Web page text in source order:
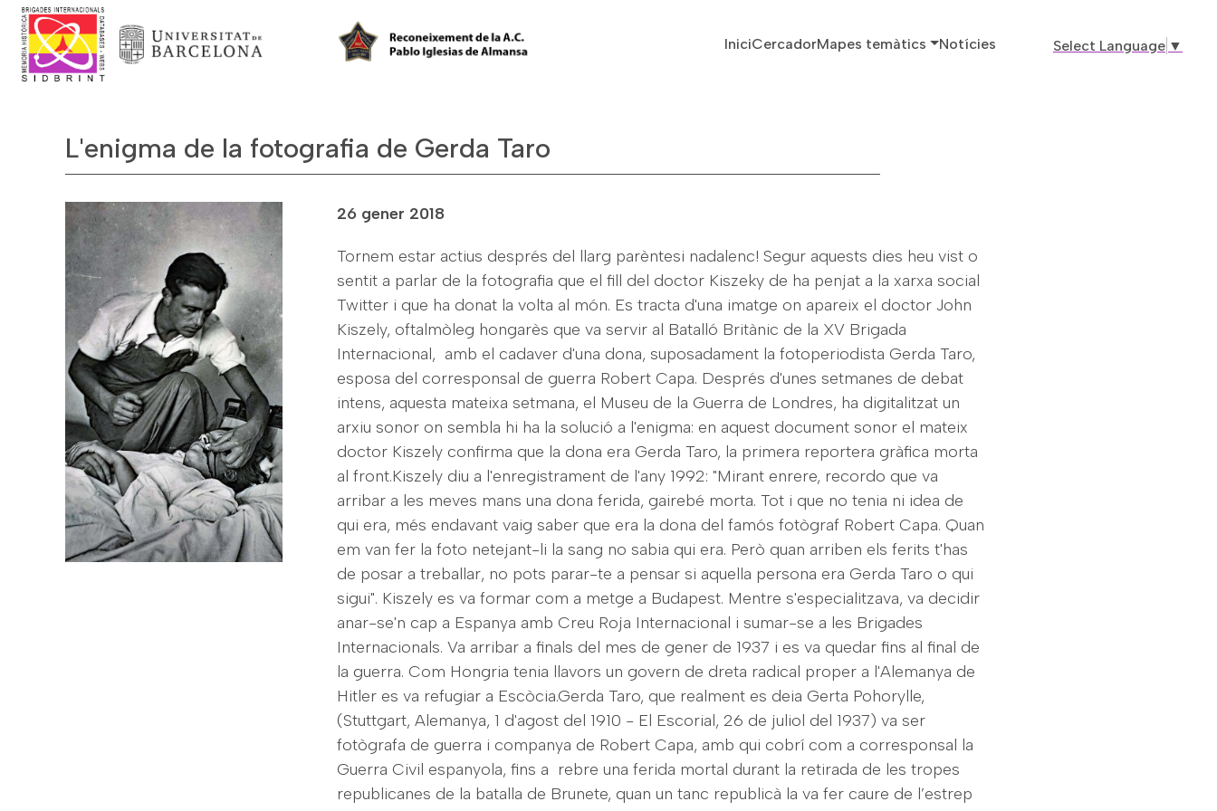
Navegació principal
IniciCercadorMapes temàtics Notícies Select Language ▼
L'enigma de la fotografia de Gerda Taro
26 gener 2018
Tornem estar actius després del llarg parèntesi nadalenc! Segur aquests dies heu vist o
sentit a parlar de la fotografia que el fill del doctor Kiszeky de ha penjat a la xarxa social
Twitter i que ha donat la volta al món. Es tracta d'una imatge on apareix el doctor John
Kiszely, oftalmòleg hongarès que va servir al Batalló Britànic de la XV Brigada
Internacional, amb el cadaver d'una dona, suposadament la fotoperiodista Gerda Taro,
esposa del corresponsal de guerra Robert Capa. Després d'unes setmanes de debat
intens, aquesta mateixa setmana, el Museu de la Guerra de Londres, ha digitalitzat un
arxiu sonor on sembla hi ha la solució a l'enigma: en aquest document sonor el mateix
doctor Kiszely confirma que la dona era Gerda Taro, la primera reportera gràfica morta
al front.Kiszely diu a l'enregistrament de l'any 1992: "Mirant enrere, recordo que va
arribar a les meves mans una dona ferida, gairebé morta. Tot i que no tenia ni idea de
qui era, més endavant vaig saber que era la dona del famós fotògraf Robert Capa. Quan
em van fer la foto netejant-li la sang no sabia qui era. Però quan arriben els ferits t'has
de posar a treballar, no pots parar-te a pensar si aquella persona era Gerda Taro o qui
sigui". Kiszely es va formar com a metge a Budapest. Mentre s'especialitzava, va decidir
anar-se'n cap a Espanya amb Creu Roja Internacional i sumar-se a les Brigades
Internacionals. Va arribar a finals del mes de gener de 1937 i es va quedar fins al final de
la guerra. Com Hongria tenia llavors un govern de dreta radical proper a l'Alemanya de
Hitler es va refugiar a Escòcia.Gerda Taro, que realment es deia Gerta Pohorylle,
(Stuttgart, Alemanya, 1 d'agost del 1910 - El Escorial, 26 de juliol del 1937) va ser
fotògrafa de guerra i companya de Robert Capa, amb qui cobrí com a corresponsal la
Guerra Civil espanyola, fins a rebre una ferida mortal durant la retirada de les tropes
republicanes de la batalla de Brunete, quan un tanc republicà la va fer caure de l’estrep